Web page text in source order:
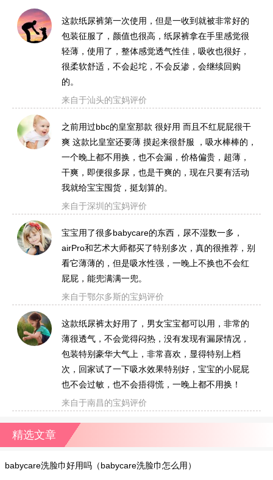
这款纸尿裤第一次使用，但是一收到就被非常好的
包装征服了，颜值也很高，纸尿裤拿在手里感觉很
轻薄，使用了，整体感觉透气性佳，吸收也很好，
很柔软舒适，不会起坨，不会反渗，会继续回购
的。
来自于汕头的宝妈评价
之前用过bbc的皇室那款 很好用 而且不红屁屁很干
爽 这款比皇室还要薄 摸起来很舒服 ，吸水棒棒的，
一个晚上都不用换，也不会漏，价格偏贵，超薄，
干爽，即便很多尿，也是干爽的，现在只要有活动
我就给宝宝囤货，挺划算的。
来自于深圳的宝妈评价
宝宝用了很多babycare的东西，尿不湿数一多，
airPro和艺术大师都买了特别多次，真的很推荐，别
看它薄薄的，但是吸水性强，一晚上不换也不会红
屁屁，能兜满满一兜。
来自于鄂尔多斯的宝妈评价
这款纸尿裤太好用了，男女宝宝都可以用，非常的
薄很透气，不会觉得闷热，没有发现有漏尿情况，
包装特别豪华大气上，非常喜欢，显得特别上档
次，回家试了一下吸水效果特别好，宝宝的小屁屁
也不会过敏，也不会捂得慌，一晚上都不用换！
来自于南昌的宝妈评价
精选文章
babycare洗脸巾好用吗（babycare洗脸巾怎么用）